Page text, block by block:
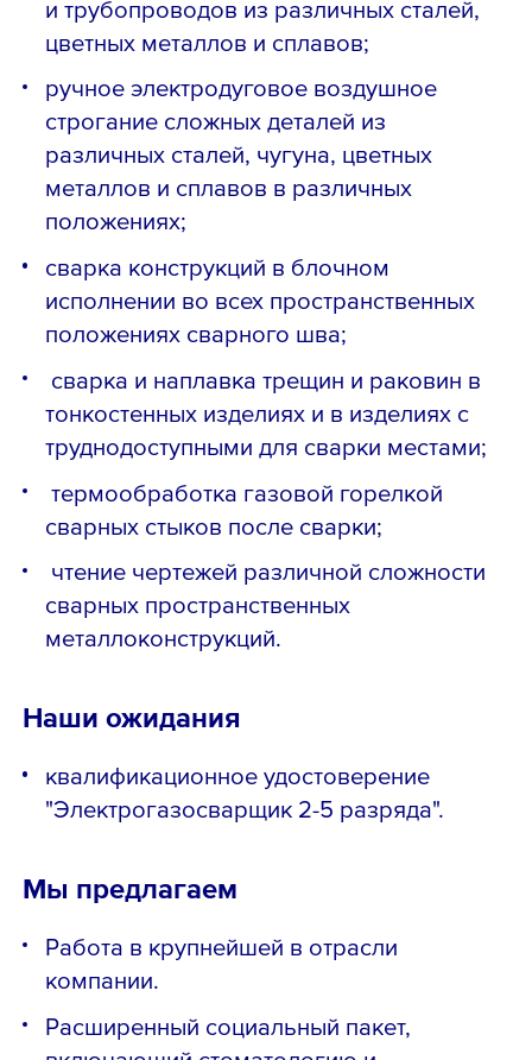
и трубопроводов из различных сталей,
цветных металлов и сплавов;
ручное электродуговое воздушное
строгание сложных деталей из
различных сталей, чугуна, цветных
металлов и сплавов в различных
положениях;
сварка конструкций в блочном
исполнении во всех пространственных
положениях сварного шва;
сварка и наплавка трещин и раковин в
тонкостенных изделиях и в изделиях с
труднодоступными для сварки местами;
термообработка газовой горелкой
сварных стыков после сварки;
чтение чертежей различной сложности
сварных пространственных
металлоконструкций.
Наши ожидания
квалификационное удостоверение
"Электрогазосварщик 2-5 разряда".
Мы предлагаем
Работа в крупнейшей в отрасли
компании.
Расширенный социальный пакет,